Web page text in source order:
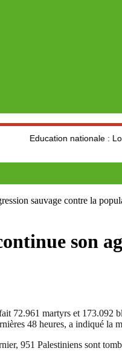
nationale : Louisa
sauvage contre la
son
72.961 martyrs et 173.092
48 heures, a indiqué
951 Palestiniens sont